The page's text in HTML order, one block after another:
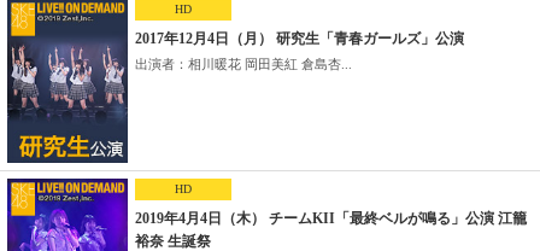
HD
2017年12月4日（月） 研究生「青春ガールズ」公演
出演者：相川暖花 岡田美紅 倉島杏...
HD
2019年4月4日（木） チームKII「最終ベルが鳴る」公演 江籠
裕奈 生誕祭